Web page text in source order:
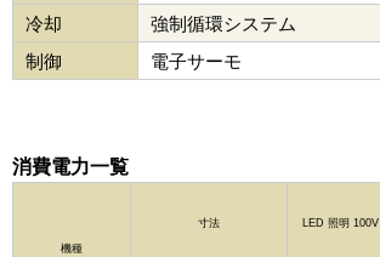
冷却
強制循環システム
制御
電子サーモ
消費電力一覧
機種
寸法 LED 照明 100V